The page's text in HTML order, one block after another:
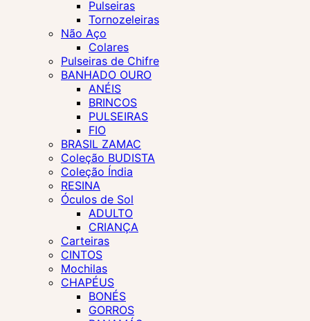
Pulseiras
Tornozeleiras
Não Aço
Colares
Pulseiras de Chifre
BANHADO OURO
ANÉIS
BRINCOS
PULSEIRAS
FIO
BRASIL ZAMAC
Coleção BUDISTA
Coleção Índia
RESINA
Óculos de Sol
ADULTO
CRIANÇA
Carteiras
CINTOS
Mochilas
CHAPÉUS
BONÉS
GORROS